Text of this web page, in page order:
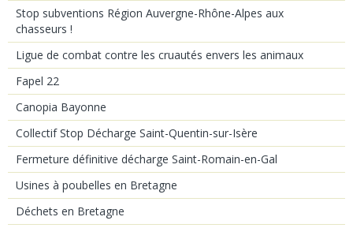
Stop subventions Région Auvergne-Rhône-Alpes aux
chasseurs !
Ligue de combat contre les cruautés envers les animaux
Fapel 22
Canopia Bayonne
Collectif Stop Décharge Saint-Quentin-sur-Isère
Fermeture définitive décharge Saint-Romain-en-Gal
Usines à poubelles en Bretagne
Déchets en Bretagne